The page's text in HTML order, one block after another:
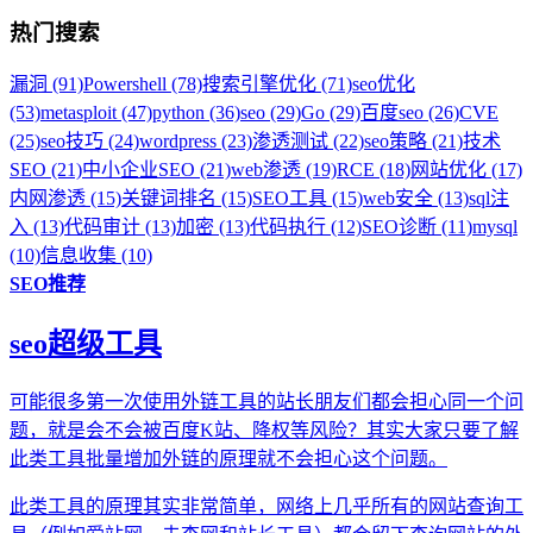
热门搜索
漏洞 (91)Powershell (78)搜索引擎优化 (71)seo优化
(53)metasploit (47)python (36)seo (29)Go (29)百度seo (26)CVE
(25)seo技巧 (24)wordpress (23)渗透测试 (22)seo策略 (21)技术
SEO (21)中小企业SEO (21)web渗透 (19)RCE (18)网站优化 (17)
内网渗透 (15)关键词排名 (15)SEO工具 (15)web安全 (13)sql注
入 (13)代码审计 (13)加密 (13)代码执行 (12)SEO诊断 (11)mysql
(10)信息收集 (10)
SEO推荐
seo超级工具
可能很多第一次使用外链工具的站长朋友们都会担心同一个问
题，就是会不会被百度K站、降权等风险？其实大家只要了解
此类工具批量增加外链的原理就不会担心这个问题。
此类工具的原理其实非常简单，网络上几乎所有的网站查询工